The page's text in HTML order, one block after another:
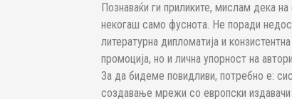
Познаваќи ги приликите, мислам дека
некогаш само фуснота. Не поради
литературна дипломатија и
промоција, но и лична упорност на
За да бидеме повидливи, потребно е:
создавање мрежи со европски